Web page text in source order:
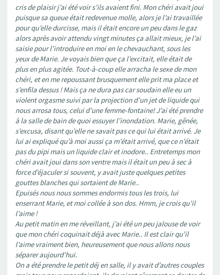
cris de plaisir j’ai été voir s’ils avaient fini. Mon chéri avait joui
puisque sa queue était redevenue molle, alors je l’ai travaillée
pour qu’elle durcisse, mais il était encore un peu dans le gaz
alors après avoir attendu vingt minutes ça allait mieux, je l’ai
saisie pour l’introduire en moi en le chevauchant, sous les
yeux de Marie. Je voyais bien que ça l’excitait, elle était de
plus en plus agitée. Tout-à-coup elle arracha le sexe de mon
chéri, et en me repoussant brusquement elle prit ma place et
s’enfila dessus ! Mais ça ne dura pas car soudain elle eu un
violent orgasme suivi par la projection d’un jet de liquide qui
nous arrosa tous, celui d’une femme-fontaine! J’ai été prendre
à la salle de bain de quoi essuyer l’inondation. Marie, gênée,
s’excusa, disant qu’elle ne savait pas ce qui lui était arrivé. Je
lui ai expliqué qu’à moi aussi ça m’était arrivé, que ce n’était
pas du pipi mais un liquide clair et inodore.. Entretemps mon
chéri avait joui dans son ventre mais il était un peu à sec à
force d’éjaculer si souvent, y avait juste quelques petites
gouttes blanches qui sortaient de Marie..
Epuisés nous nous sommes endormis tous les trois, lui
enserrant Marie, et moi collée à son dos. Hmm, je crois qu’il
l’aime !
Au petit matin en me réveillant, j’ai été un peu jalouse de voir
que mon chéri coquinait déjà avec Marie.. Il est clair qu’il
l’aime vraiment bien, heureusement que nous allons nous
séparer aujourd’hui.
On a été prendre le petit déj en salle, il y avait d’autres couples